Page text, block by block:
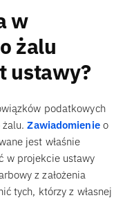
w
żalu
ustawy?
podatkowych
żalu.Zawiadomienieo
jest właśnie
w projekcie ustawy
z założenia
tych, którzy z własnej